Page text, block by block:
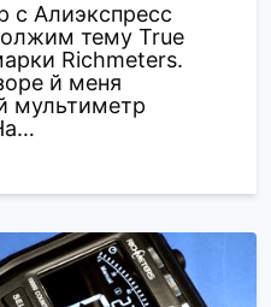
Aлиэкспресс
тему True
Richmeters.
й меня
мультиметр